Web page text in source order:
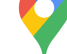
2023/12/22
≪おすすめ≫ 少し